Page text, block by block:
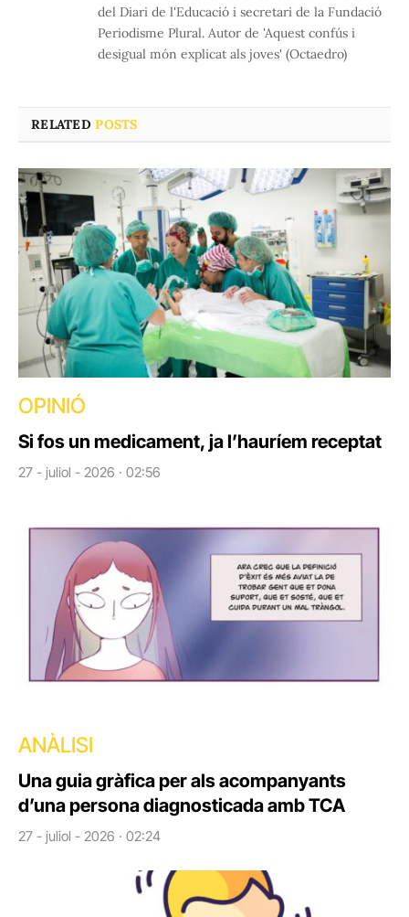
del Diari de l'Educació i secretari de la Fundació
Periodisme Plural. Autor de 'Aquest confús i
desigual món explicat als joves' (Octaedro)
RELATEDPOSTS
OPINIÓ
Si fos un medicament, ja l’hauríem receptat
27 - juliol - 2026 · 02:56
ANÀLISI
Una guia gràfica per als acompanyants
d’una persona diagnosticada amb TCA
27 - juliol - 2026 · 02:24